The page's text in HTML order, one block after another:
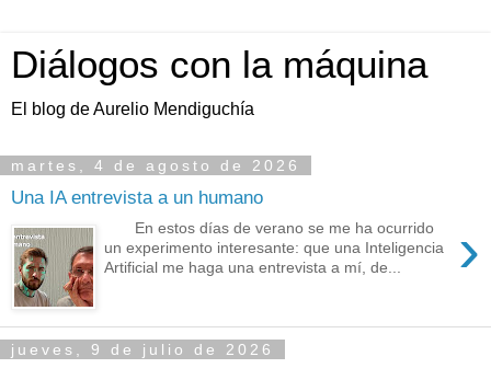
Diálogos con la máquina
El blog de Aurelio Mendiguchía
martes, 4 de agosto de 2026
Una IA entrevista a un humano
›
En estos días de verano se me ha ocurrido
un experimento interesante: que una Inteligencia
Artificial me haga una entrevista a mí, de...
jueves, 9 de julio de 2026